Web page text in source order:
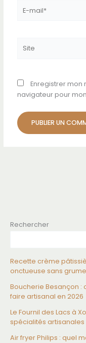
mail*
Enregistrer mon
navigateur pour
Rechercher
Recette crème
onctueuse sans
Boucherie Besançon :
faire artisanal en 2026
Le Fournil des Lacs à
spécialités artisanales
Air fryer Philips : quel